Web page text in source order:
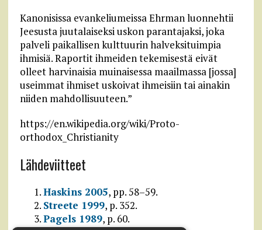
Kanonisissa evankeliumeissa Ehrman luonnehtii
Jeesusta juutalaiseksi uskon parantajaksi, joka
palveli paikallisen kulttuurin halveksituimpia
ihmisiä. Raportit ihmeiden tekemisestä eivät
olleet harvinaisia muinaisessa maailmassa [jossa]
useimmat ihmiset uskoivat ihmeisiin tai ainakin
niiden mahdollisuuteen.”
https://en.wikipedia.org/wiki/Proto-
orthodox_Christianity
Lähdeviitteet
Haskins 2005, pp. 58–59.
Streete 1999, p. 352.
Pagels 1989, p. 60.